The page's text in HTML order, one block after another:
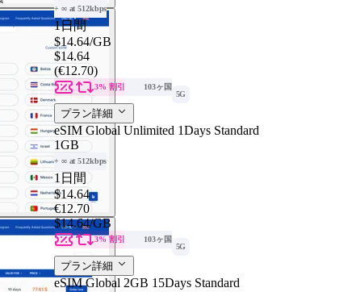
+ ∞ at 512kbps
1日間
$14.64/GB
$14.64
(€12.70)
3% 割引
103ヶ国
5G
プラン詳細
eSIM Global Unlimited 1Days Standard
1GB
+ ∞ at 512kbps
1日間
$14.64
€12.70
$14.64/GB
3% 割引
103ヶ国
5G
プラン詳細
eSIM Global 2GB 15Days Standard